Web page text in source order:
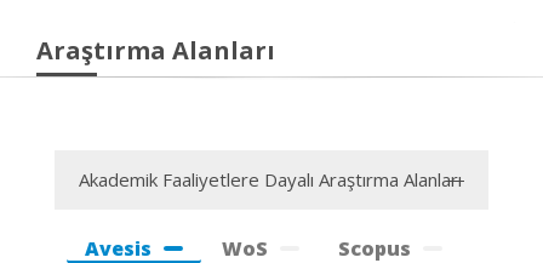
Araştırma Alanları
Akademik Faaliyetlere Dayalı Araştırma Alanları
Avesis WoS Scopus